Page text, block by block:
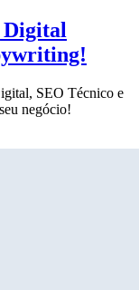
SEO Técnico e
negócio!